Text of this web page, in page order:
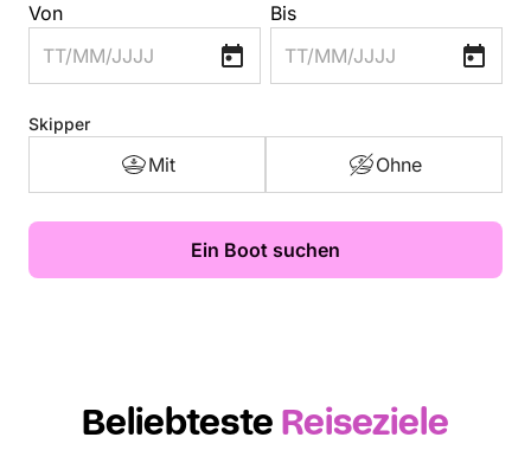
Von
TT/MM/JJJJ
Bis
TT/MM/JJJJ
Skipper
Mit Ohne
Ein Boot suchen
Beliebteste Reiseziele